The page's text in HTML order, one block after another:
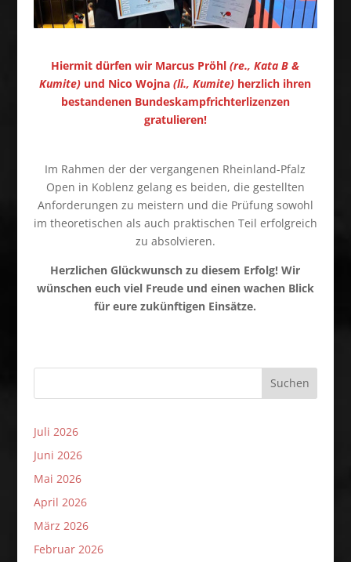
Hiermit dürfen wir Marcus Pröhl (re., Kata B &
Kumite) und Nico Wojna(li., Kumite) herzlich ihren
bestandenen Bundeskampfrichterlizenzen
gratulieren!
Im Rahmen der der vergangenen Rheinland-Pfalz
Open in Koblenz gelang es beiden, die gestellten
Anforderungen zu meistern und die Prüfung sowohl
im theoretischen als auch praktischen Teil erfolgreich
zu absolvieren.
Herzlichen Glückwunsch zu diesem Erfolg! Wir
wünschen euch viel Freude und einen wachen Blick
für eure zukünftigen Einsätze.
Suchen
Juli 2026
Juni 2026
Mai 2026
April 2026
März 2026
Februar 2026